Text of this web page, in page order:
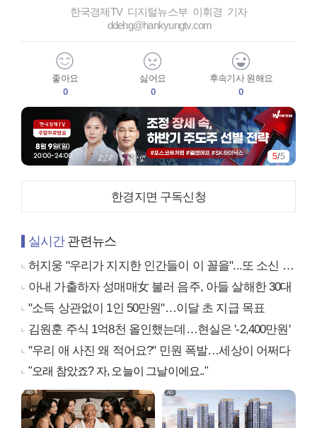
한국경제TV 디지털뉴스부 이휘경 기자
ddehg@hankyungtv.com
좋아요
0
싫어요
0
후속기사 원해요
0
5/5
한경지면 구독신청
실시간관련뉴스
허지웅 "우리가 지지한 인간들이 이 꼴을"...또 소신 발언
아내 가출하자 성매매女 불러 음주, 아들 살해한 30대
"소득 상관없이 1인 50만원"…이달 초 지급 목표
김원훈 주식 1억8천 올인했는데…현실은 '-2,400만원'
"우리 애 사진 왜 적어요?" 민원 폭발…세상이 어쩌다
"오래 참았죠? 자, 오늘이 그날이에요.."